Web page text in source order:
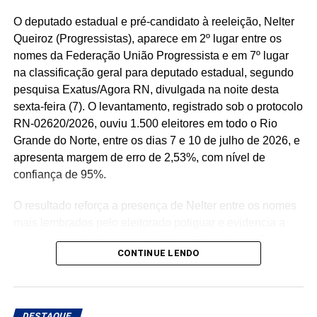
O deputado estadual e pré-candidato à reeleição, Nelter
Queiroz (Progressistas), aparece em 2º lugar entre os
nomes da Federação União Progressista e em 7º lugar
na classificação geral para deputado estadual, segundo
pesquisa Exatus/Agora RN, divulgada na noite desta
sexta-feira (7). O levantamento, registrado sob o protocolo
RN-02620/2026, ouviu 1.500 eleitores em todo o Rio
Grande do Norte, entre os dias 7 e 10 de julho de 2026, e
apresenta margem de erro de 2,53%, com nível de
confiança de 95%.
O resultado reforça a presença de Nelter entre os nomes
competitividade de sua pré-candidatura à reeleição para
a Assembleia Legislativa. Para o parlamentar, os
política construída ao longo de décadas e servem como
estímulo para intensificar o diálogo com a população
CONTINUE LENDO